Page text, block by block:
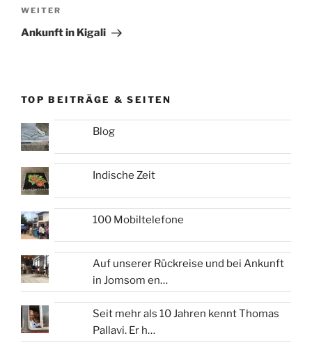
Nächster
Beitrag
WEITER
Ankunft in Kigali
TOP BEITRÄGE & SEITEN
Blog
Indische Zeit
100 Mobiltelefone
Auf unserer Rückreise und bei Ankunft
in Jomsom en…
Seit mehr als 10 Jahren kennt Thomas
Pallavi. Er h…